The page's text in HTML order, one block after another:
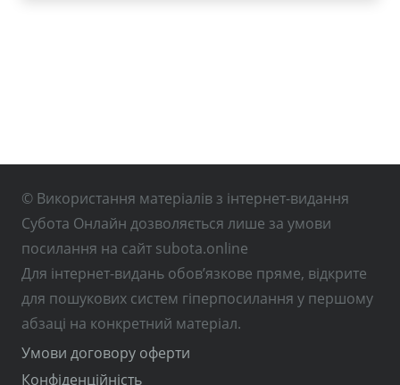
© Використання матеріалів з інтернет-видання
Субота Онлайн дозволяється лише за умови
посилання на сайт subota.online
Для інтернет-видань обов’язкове пряме, відкрите
для пошукових систем гіперпосилання у першому
абзаці на конкретний матеріал.
Умови договору оферти
Конфіденційність